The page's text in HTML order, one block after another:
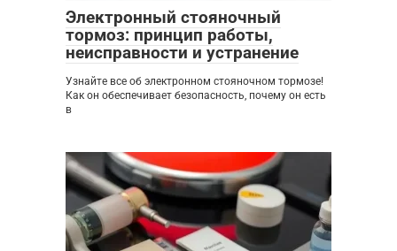
Электронный стояночный
тормоз: принцип работы,
неисправности и устранение
Узнайте все об электронном стояночном тормозе!
Как он обеспечивает безопасность, почему он есть
в